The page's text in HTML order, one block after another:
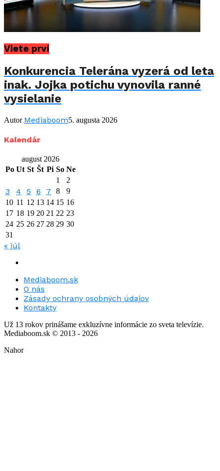
Viete prví
Konkurencia Telerána vyzerá od leta
inak. Jojka potichu vynovila ranné
vysielanie
Autor Mediaboom5. augusta 2026
Kalendár
august 2026
Po Ut St Št Pi So Ne
1
2
3 4 5 6 7 8
9
10 11 12 13 14 15 16
17 18 19 20 21 22 23
24 25 26 27 28 29 30
31
« júl
Mediaboom.sk
O nás
Zásady ochrany osobných údajov
Kontakty
Už 13 rokov prinášame exkluzívne informácie zo sveta televízie.
Mediaboom.sk © 2013 - 2026
Nahor